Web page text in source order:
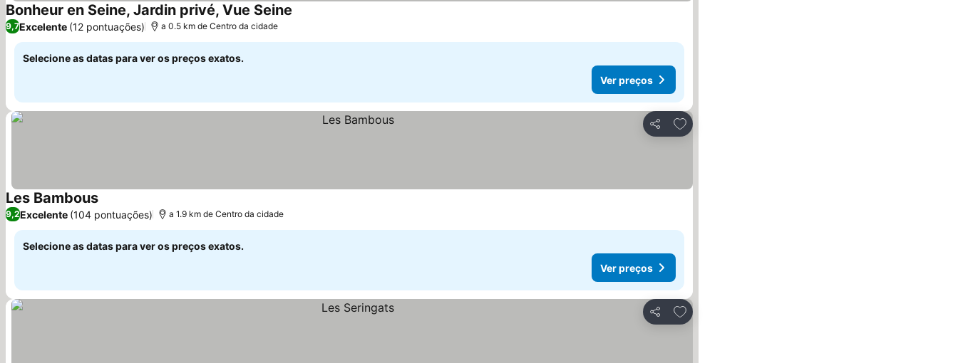
Bonheur en Seine, Jardin privé, Vue Seine
9,7Excelente (12 pontuações) a 0.5 km de Centro da cidade
Selecione as datas para ver os preços exatos.
Ver preços
Partilhar
Adicionar aos favoritos
Les BambousVer preços
9,2Excelente (104 pontuações) a 1.9 km de Centro da cidade
Selecione as datas para ver os preços exatos.
Ver preços
Partilhar
Adicionar aos favoritos